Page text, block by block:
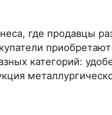
где продавцы
категорий: